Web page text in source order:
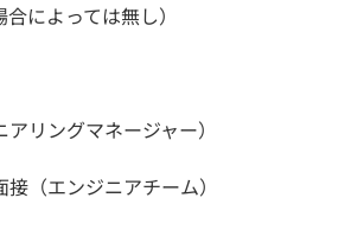
によっては無し）
リングマネージャー）
（エンジニアチーム）